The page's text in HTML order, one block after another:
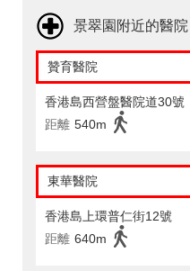
景翠園附近的醫院
贊育醫院
香港島西營盤醫院道30號
距離 540m
東華醫院
香港島上環普仁街12號
距離 640m